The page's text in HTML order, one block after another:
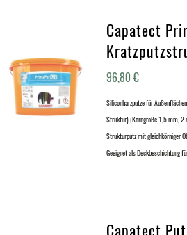
Capatect
96,80€
Siliconharzputze für
Struktur) (Korngröße 1,5 mm,
Strukturputz mit gleichkörniger
Geeignet als Deckbeschichtung
Capatect